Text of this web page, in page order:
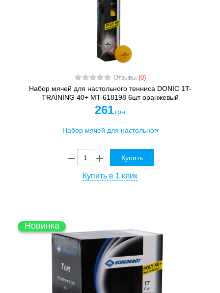
Отзывы (0)
Набор мячей для настольного тенниса DONIC 1T-
TRAINING 40+ MT-618198 6шт оранжевый
261 грн
Купить
Купить в 1 клик
Новинка